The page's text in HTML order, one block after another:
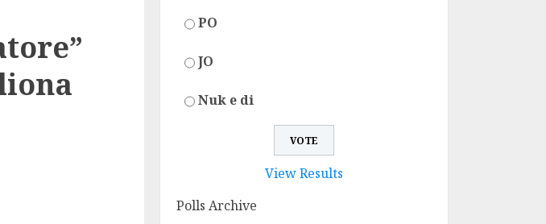
PO
JO
Nuk e di
View Results
Polls Archive